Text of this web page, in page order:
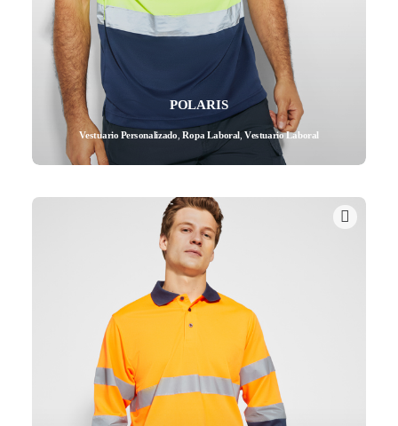
POLARIS
Vestuario Personalizado, Ropa Laboral, Vestuario Laboral